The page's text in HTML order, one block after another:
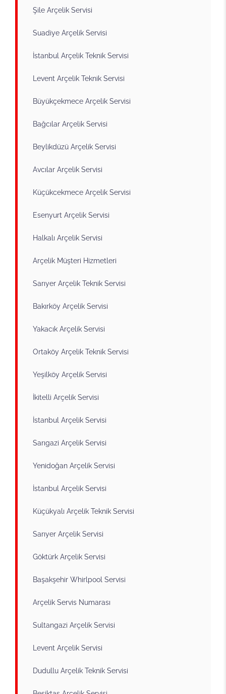
Şile Arçelik Servisi
Suadiye Arçelik Servisi
İstanbul Arçelik Teknik Servisi
Levent Arçelik Teknik Servisi
Büyükçekmece Arçelik Servisi
Bağcılar Arçelik Servisi
Beylikdüzü Arçelik Servisi
Avcılar Arçelik Servisi
Küçükcekmece Arçelik Servisi
Esenyurt Arçelik Servisi
Halkalı Arçelik Servisi
Arçelik Müşteri Hizmetleri
Sarıyer Arçelik Teknik Servisi
Bakırköy Arçelik Servisi
Yakacık Arçelik Servisi
Ortaköy Arçelik Teknik Servisi
Yeşilköy Arçelik Servisi
İkitelli Arçelik Servisi
İstanbul Arçelik Servisi
Sarıgazi Arçelik Servisi
Yenidoğan Arçelik Servisi
İstanbul Arçelik Servisi
Küçükyalı Arçelik Teknik Servisi
Sarıyer Arçelik Servisi
Göktürk Arçelik Servisi
Başakşehir Whirlpool Servisi
Arçelik Servis Numarası
Sultangazi Arçelik Servisi
Levent Arçelik Servisi
Dudullu Arçelik Teknik Servisi